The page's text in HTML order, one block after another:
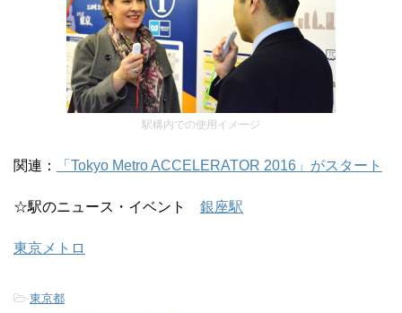
駅構内での使用イメージ
関連： 「Tokyo Metro ACCELERATOR 2016」がスタート
☆駅のニュース・イベント 銀座駅
東京メトロ
-東京都